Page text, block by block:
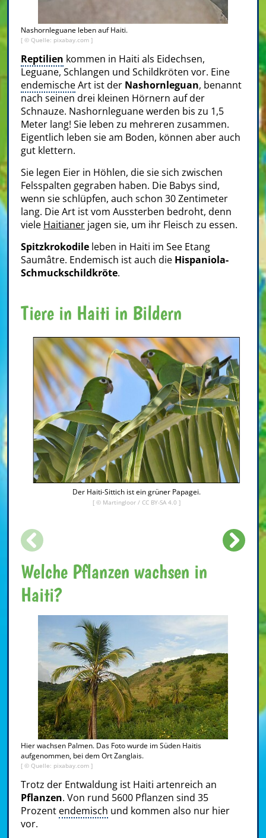
Nashornleguane leben auf Haiti.
[ © Quelle: pixabay.com ]
Reptilien kommen in Haiti als Eidechsen,
Leguane, Schlangen und Schildkröten vor. Eine
endemischeArt ist der Nashornleguan, benannt
nach seinen drei kleinen Hörnern auf der
Schnauze. Nashornleguane werden bis zu 1,5
Meter lang! Sie leben zu mehreren zusammen.
Eigentlich leben sie am Boden, können aber auch
gut klettern.
Sie legen Eier in Höhlen, die sie sich zwischen
Felsspalten gegraben haben. Die Babys sind,
wenn sie schlüpfen, auch schon 30 Zentimeter
lang. Die Art ist vom Aussterben bedroht, denn
viele Haitianer jagen sie, um ihr Fleisch zu essen.
Spitzkrokodile leben in Haiti im See Etang
Saumâtre. Endemisch ist auch die Hispaniola-
Schmuckschildkröte.
Tiere in Haiti in Bildern
Der Haiti-Sittich ist ein grüner Papagei.
[ © Martingloor / CC BY-SA 4.0 ]
Welche Pflanzen wachsen in
Haiti?
Hier wachsen Palmen. Das Foto wurde im Süden Haitis
aufgenommen, bei dem Ort Zanglais.
[ © Quelle: pixabay.com ]
Trotz der Entwaldung ist Haiti artenreich an
Pflanzen. Von rund 5600 Pflanzen sind 35
Prozent endemisch und kommen also nur hier
vor.